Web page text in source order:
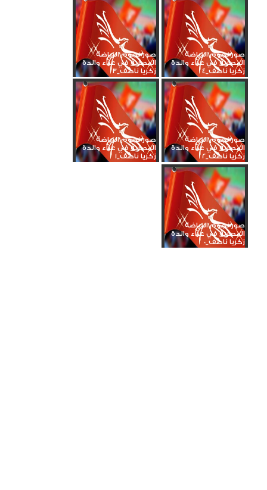
صور نجوم الرياضة
المصرية في عزاء والدة
زكريا ناصف_4
صور نجوم الرياضة
المصرية في عزاء والدة
زكريا ناصف_3
صور نجوم الرياضة
المصرية في عزاء والدة
زكريا ناصف_2
صور نجوم الرياضة
المصرية في عزاء والدة
زكريا ناصف_1
صور نجوم الرياضة
المصرية في عزاء والدة
زكريا ناصف_0